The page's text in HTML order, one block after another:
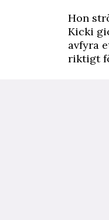
Hon
Kicki
avfyra
riktigt